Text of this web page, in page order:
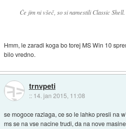
Če jim ni všeč, so si namestili Classic
Hmm, le zaradi koga bo torej MS Win 10
bilo vredno.
trnvpeti
:: 14. jan 2015, 11:08
se mogoce razlaga, ce so le lahko presli na
ms se na vse nacine trudi, da na nove